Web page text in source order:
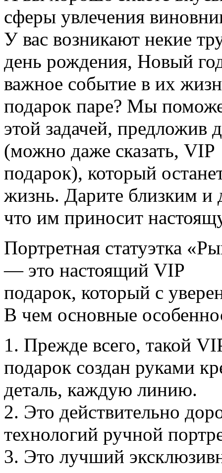
сферы увлечения
У вас возникают некие
день рождения, Новый
важное событие в их
подарок паре? Мы
этой задачей, предложив
(можно даже сказать, VIP
подарок), который
жизнь. Дарите близким и
что им приносит
Портретная статуэтка
— это настоящий VIP
подарок, который с
В чем основные
1. Прежде всего, такой
подарок создан руками
деталь, каждую линию.
2. Это действительно
технологий ручной
3. Это лучший